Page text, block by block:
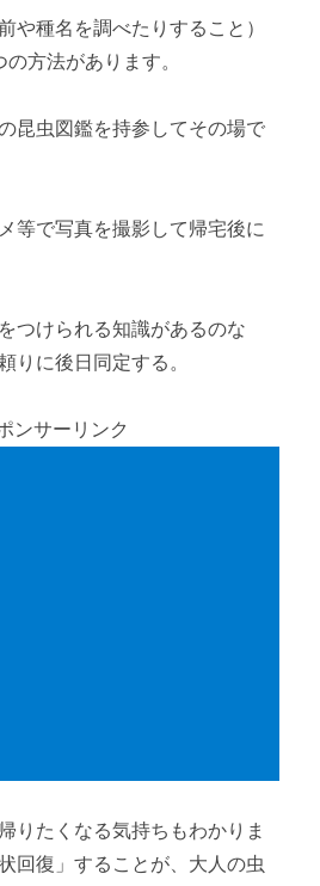
や種名を調べたりすること）
方法があります。
虫図鑑を持参してその場で
で写真を撮影して帰宅後に
けられる知識があるのな
りに後日同定する。
ンサーリンク
りたくなる気持ちもわかりま
回復」することが、大人の虫